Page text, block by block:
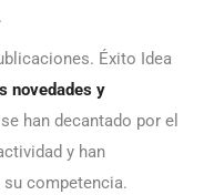
.
Éxito Idea
novedades y
han decantado por el
y han
competencia.